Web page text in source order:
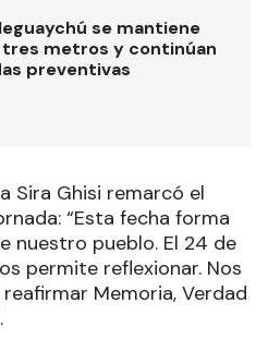
se mantiene
metros y continúan
preventivas
Sira Ghisi remarcó el
“Esta fecha forma
nuestro pueblo. El 24 de
permite reflexionar. Nos
Memoria, Verdad